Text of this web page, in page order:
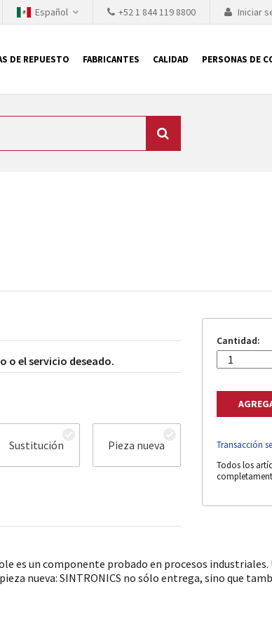
Iniciar
+52 1 844 119 8800
Español
DE REPUESTO FABRICANTES CALIDAD PERSONAS DE
o el servicio deseado.
Sustitución Pieza nueva
Cantidad:
Transacción
Todos los
es un componente probado en procesos
nueva: SINTRONICS no sólo entrega, sino que